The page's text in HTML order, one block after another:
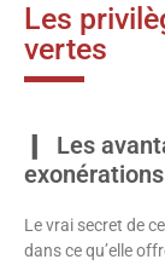
Les
vertes
Les
Le vrai secret de
dans ce qu’elle